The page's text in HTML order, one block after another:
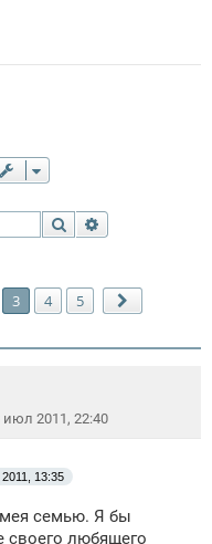
Поиск
3 4 5
июл 2011, 22:40
2011, 13:35
семью. Я бы
своего любящего